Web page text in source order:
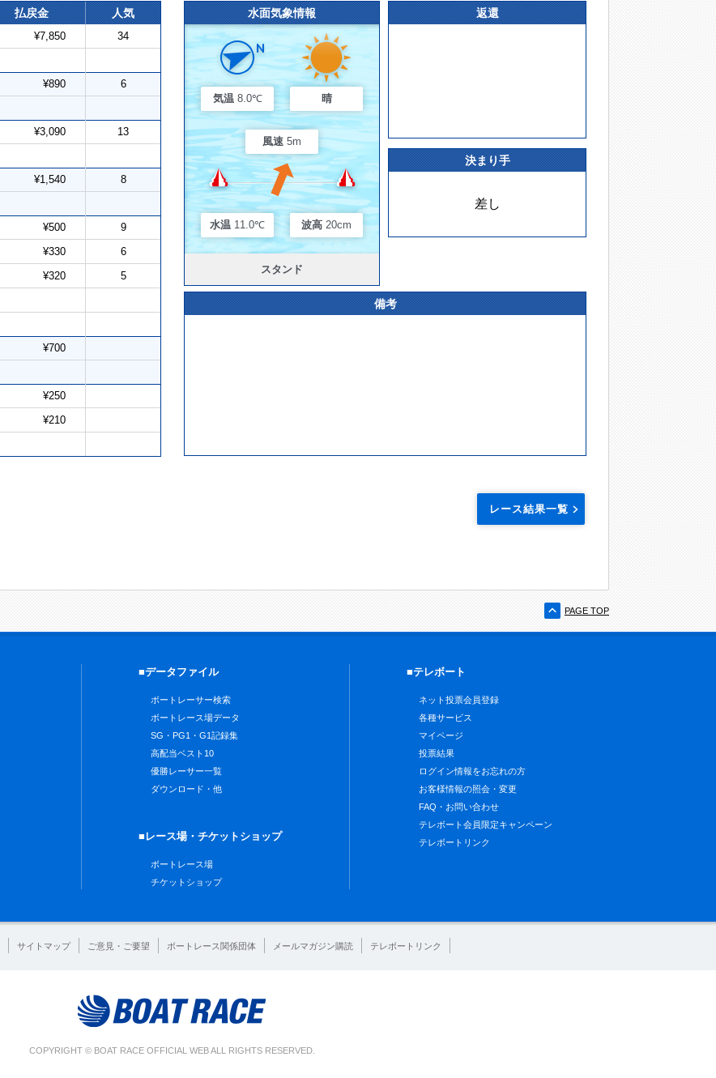
払戻金 人気
¥7,850 34
¥890 6
¥3,090 13
¥1,540 8
¥500 9
¥330 6
¥320 5
¥700
¥250
¥210
水面気象情報
気温 8.0℃ 晴
風速 5m
水温 11.0℃ 波高 20cm
スタンド
返還
決まり手
差し
備考
レース結果一覧
PAGE TOP
■データファイル
ボートレーサー検索
ボートレース場データ
SG・PG1・G1記録集
高配当ベスト10
優勝レーサー一覧
ダウンロード・他
■レース場・チケットショップ
ボートレース場
チケットショップ
■テレボート
ネット投票会員登録
各種サービス
マイページ
投票結果
ログイン情報をお忘れの方
お客様情報の照会・変更
FAQ・お問い合わせ
テレボート会員限定キャンペーン
テレボートリンク
サイトマップ ご意見・ご要望 ボートレース関係団体 メールマガジン購読 テレボートリンク
COPYRIGHT © BOAT RACE OFFICIAL WEB ALL RIGHTS RESERVED.